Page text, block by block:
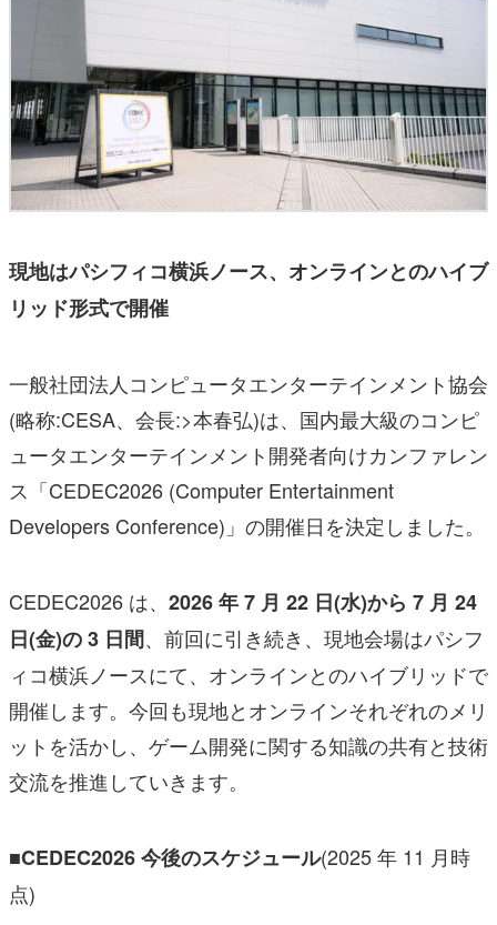
現地はパシフィコ横浜ノース、オンラインとのハイブ
リッド形式で開催
一般社団法人コンピュータエンターテインメント協会
(略称:CESA、会⻑:>本春弘)は、国内最大級のコンピ
ュータエンターテインメント開発者向けカンファレン
ス「CEDEC2026 (Computer Entertainment
Developers Conference)」の開催日を決定しました。
CEDEC2026 は、 2026 年 7 月 22 日(水)から 7 月 24
日(金)の 3 日間、前回に引き続き、現地会場はパシフ
ィコ横浜ノースにて、オンラインとのハイブリッドで
開催します。今回も現地とオンラインそれぞれのメリ
ットを活かし、ゲーム開発に関する知識の共有と技術
交流を推進していきます。
■CEDEC2026 今後のスケジュール(2025 年 11 月時
点)